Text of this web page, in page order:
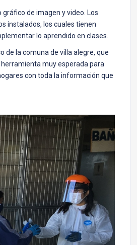
de imagen y video. Los
instalados, los cuales tienen
lo aprendido en clases.
de la comuna de villa alegre, que
muy esperada para
con toda la información que